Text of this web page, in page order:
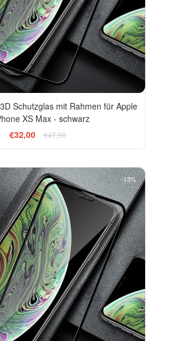
Schutzglas mit Rahmen für Apple
XS Max - schwarz
€32,00
€47,90
-13%